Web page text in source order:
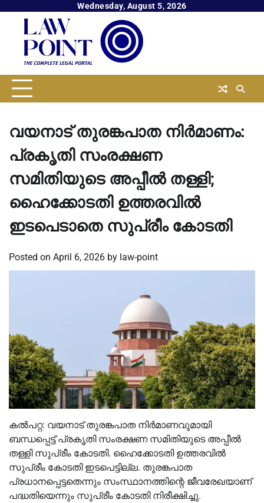
content
Wednesday, August 5, 2026
വയനാട് തുരങ്കപാത നിർമാണം:
പ്രകൃതി സംരക്ഷണ
സമിതിയുടെ അപ്പീൽ തള്ളി;
ഹൈക്കോടതി ഉത്തരവിൽ
ഇടപെടാതെ സുപ്രീം കോടതി
Posted on April 6, 2026 by law-point
കല്‍പറ്റ: വയനാട് തുരങ്കപാത നിർമാണവുമായി
ബന്ധപ്പെട്ട് പ്രകൃതി സംരക്ഷണ സമിതിയുടെ അപ്പീൽ
തള്ളി സുപ്രീം കോടതി. ഹൈക്കോടതി ഉത്തരവിൽ
സുപ്രീം കോടതി ഇടപെട്ടില്ല. തുരങ്കപാത
പ്രധാനപ്പെട്ടതെന്നും സംസ്ഥാനത്തിന്റെ ജീവരേഖയാണ്
പദ്ധതിയെന്നും സുപ്രീം കോടതി നിരീക്ഷിച്ചു.